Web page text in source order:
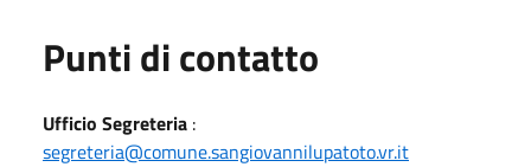
Punti di contatto
Ufficio Segreteria :
segreteria@comune.sangiovannilupatoto.vr.it